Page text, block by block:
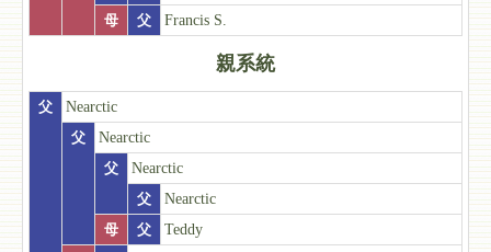
母
父 Francis S.
親系統
父
Nearctic
父
Nearctic
父
Nearctic
父
Nearctic
母
父
Teddy